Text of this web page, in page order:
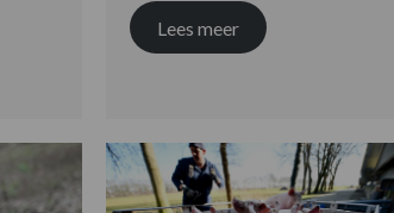
Lees meer